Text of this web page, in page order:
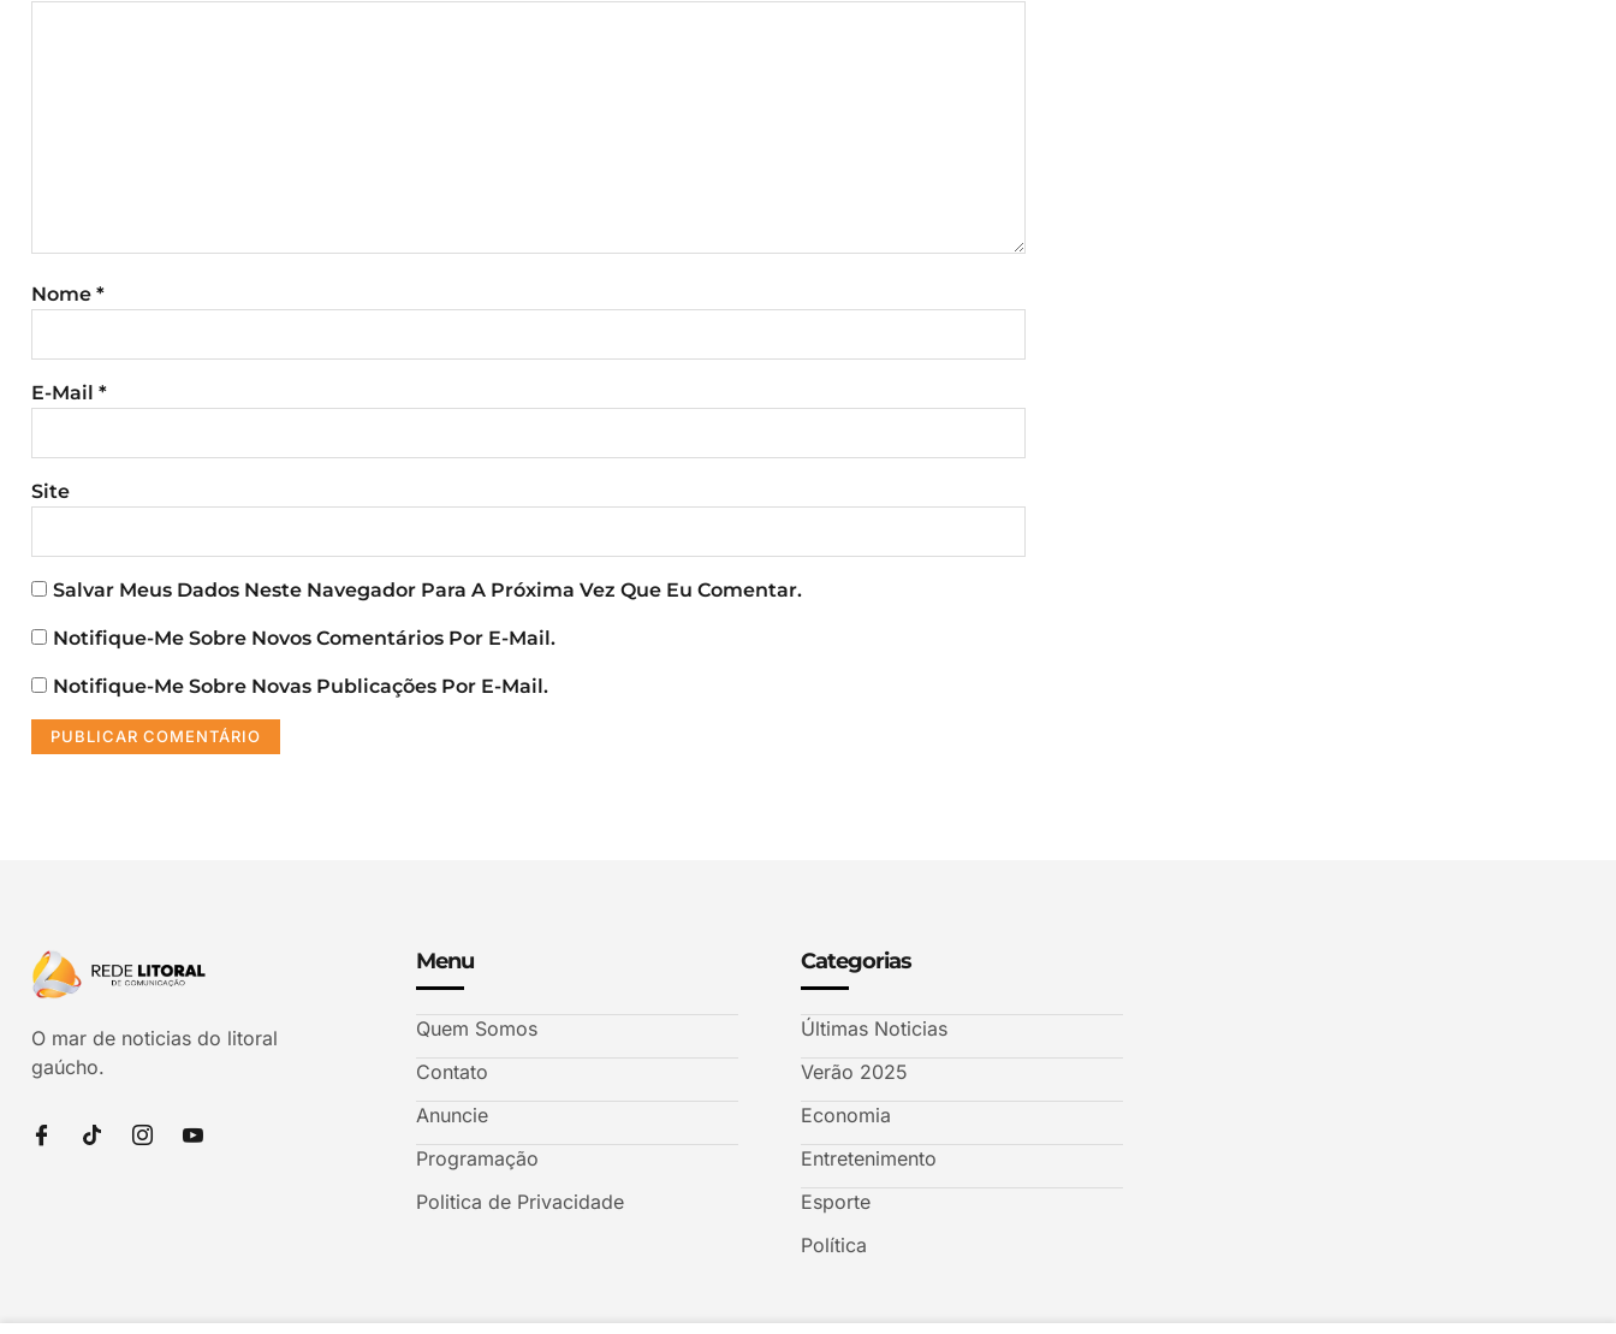
Nome *
E-Mail *
Site
Salvar Meus Dados Neste Navegador Para A Próxima Vez Que Eu Comentar.
Notifique-Me Sobre Novos Comentários Por E-Mail.
Notifique-Me Sobre Novas Publicações Por E-Mail.
O mar de noticias do litoral
gaúcho.
Menu
Quem Somos
Contato
Anuncie
Programação
Politica de Privacidade
Categorias
Últimas Noticias
Verão 2025
Economia
Entretenimento
Esporte
Política